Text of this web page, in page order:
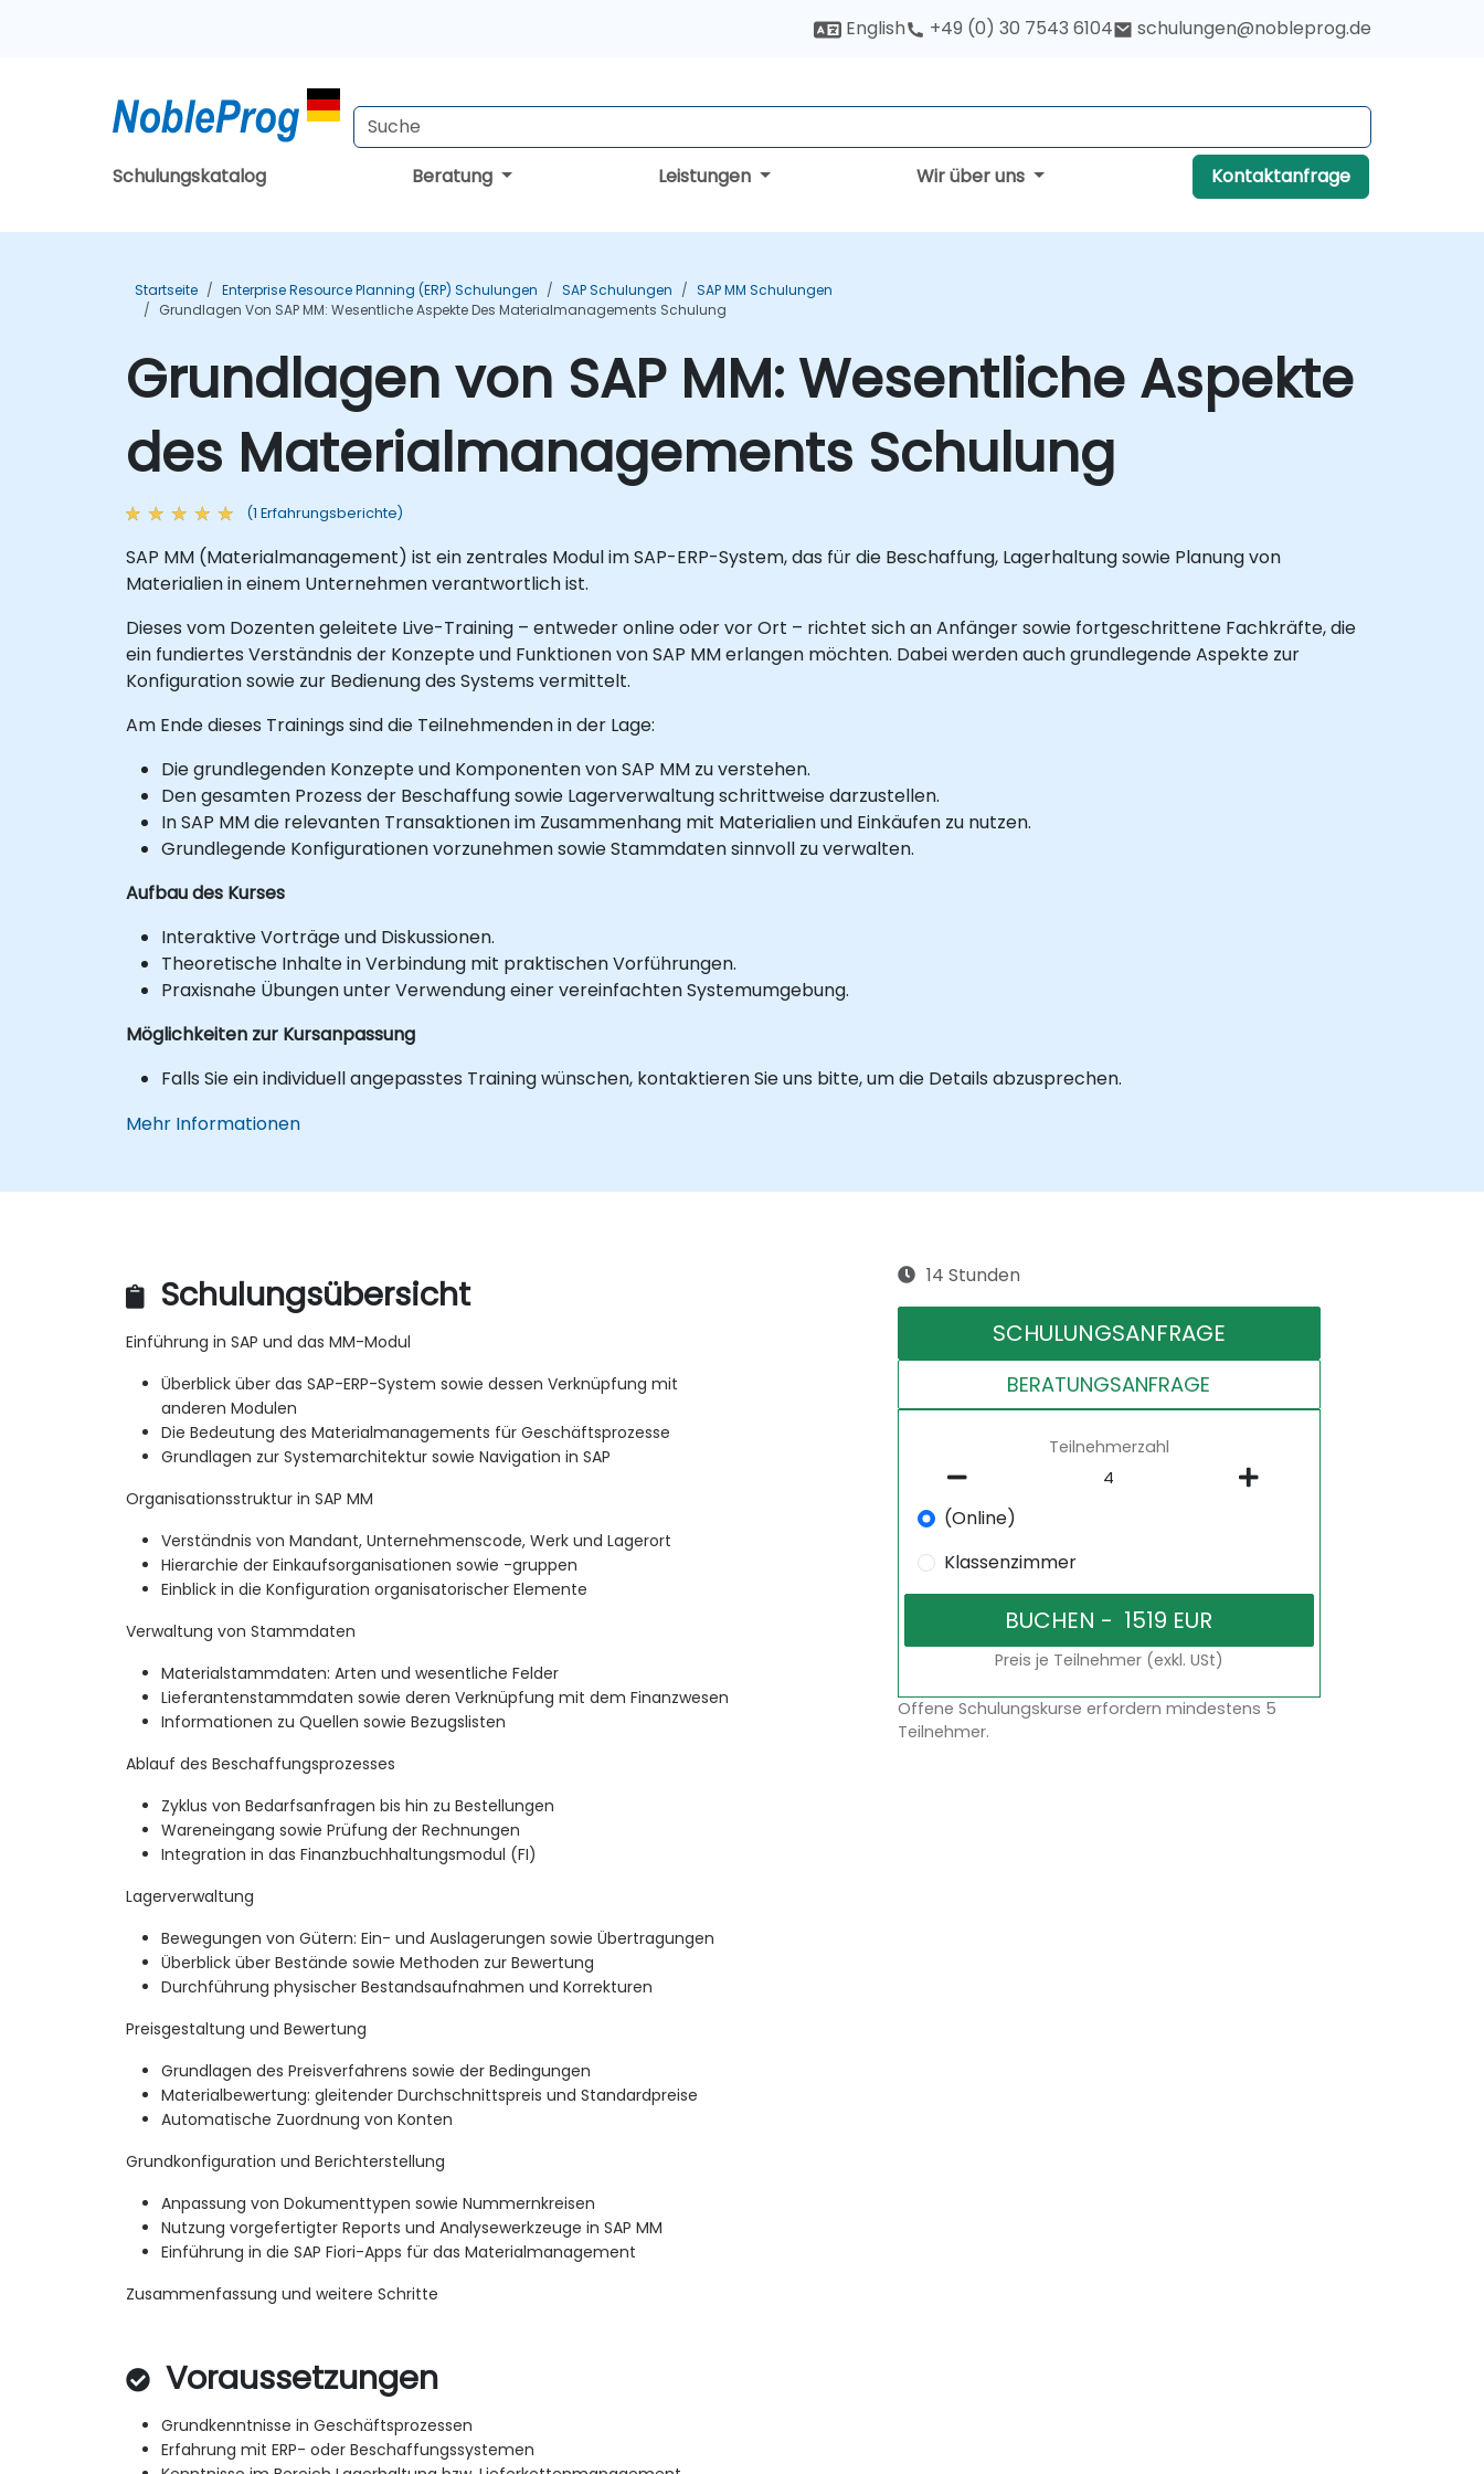
English +49 (0) 30 7543 6104 schulungen@nobleprog.de
Schulungskatalog Beratung Leistungen Wir über uns Kontaktanfrage
Startseite Enterprise Resource Planning (ERP) Schulungen SAP Schulungen
SAP MM Schulungen
Grundlagen Von SAP MM: Wesentliche Aspekte Des Materialmanagements Schulung
Grundlagen von SAP MM: Wesentliche Aspekte
des Materialmanagements Schulung
(1 Erfahrungsberichte)
SAP MM (Materialmanagement) ist ein zentrales Modul im SAP-ERP-System, das für die Beschaffung, Lagerhaltung sowie Planung von
Materialien in einem Unternehmen verantwortlich ist.
Dieses vom Dozenten geleitete Live-Training – entweder online oder vor Ort – richtet sich an Anfänger sowie fortgeschrittene Fachkräfte, die
ein fundiertes Verständnis der Konzepte und Funktionen von SAP MM erlangen möchten. Dabei werden auch grundlegende Aspekte zur
Konfiguration sowie zur Bedienung des Systems vermittelt.
Am Ende dieses Trainings sind die Teilnehmenden in der Lage:
Die grundlegenden Konzepte und Komponenten von SAP MM zu verstehen.
Den gesamten Prozess der Beschaffung sowie Lagerverwaltung schrittweise darzustellen.
In SAP MM die relevanten Transaktionen im Zusammenhang mit Materialien und Einkäufen zu nutzen.
Grundlegende Konfigurationen vorzunehmen sowie Stammdaten sinnvoll zu verwalten.
Aufbau des Kurses
Interaktive Vorträge und Diskussionen.
Theoretische Inhalte in Verbindung mit praktischen Vorführungen.
Praxisnahe Übungen unter Verwendung einer vereinfachten Systemumgebung.
Möglichkeiten zur Kursanpassung
Falls Sie ein individuell angepasstes Training wünschen, kontaktieren Sie uns bitte, um die Details abzusprechen.
Mehr Informationen
Schulungsübersicht
Einführung in SAP und das MM-Modul
Überblick über das SAP-ERP-System sowie dessen Verknüpfung mit
anderen Modulen
Die Bedeutung des Materialmanagements für Geschäftsprozesse
Grundlagen zur Systemarchitektur sowie Navigation in SAP
Organisationsstruktur in SAP MM
Verständnis von Mandant, Unternehmenscode, Werk und Lagerort
Hierarchie der Einkaufsorganisationen sowie -gruppen
Einblick in die Konfiguration organisatorischer Elemente
Verwaltung von Stammdaten
Materialstammdaten: Arten und wesentliche Felder
Lieferantenstammdaten sowie deren Verknüpfung mit dem Finanzwesen
Informationen zu Quellen sowie Bezugslisten
Ablauf des Beschaffungsprozesses
Zyklus von Bedarfsanfragen bis hin zu Bestellungen
Wareneingang sowie Prüfung der Rechnungen
Integration in das Finanzbuchhaltungsmodul (FI)
Lagerverwaltung
Bewegungen von Gütern: Ein- und Auslagerungen sowie Übertragungen
Überblick über Bestände sowie Methoden zur Bewertung
Durchführung physischer Bestandsaufnahmen und Korrekturen
Preisgestaltung und Bewertung
Grundlagen des Preisverfahrens sowie der Bedingungen
Materialbewertung: gleitender Durchschnittspreis und Standardpreise
Automatische Zuordnung von Konten
Grundkonfiguration und Berichterstellung
Anpassung von Dokumenttypen sowie Nummernkreisen
Nutzung vorgefertigter Reports und Analysewerkzeuge in SAP MM
Einführung in die SAP Fiori-Apps für das Materialmanagement
Zusammenfassung und weitere Schritte
Voraussetzungen
Grundkenntnisse in Geschäftsprozessen
Erfahrung mit ERP- oder Beschaffungssystemen
14 Stunden
SCHULUNGSANFRAGE
BERATUNGSANFRAGE
Teilnehmerzahl
(Online)
Klassenzimmer
Preis je Teilnehmer (exkl. USt)
Offene Schulungskurse erfordern mindestens 5
Teilnehmer.